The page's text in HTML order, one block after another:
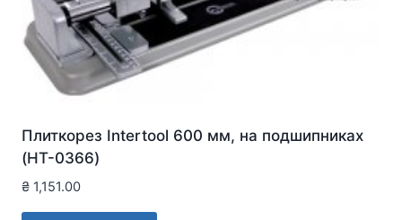
Плиткорез Intertool 600 мм, на подшипниках
(HT-0366)
₴ 1,151.00